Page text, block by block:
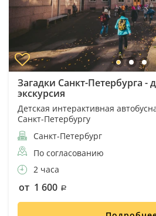
Загадки Санкт-Петербурга -
экскурсия
Детская интерактивная
Санкт-Петербургу
Санкт-Петербург
По согласованию
2 часа
от 1 600